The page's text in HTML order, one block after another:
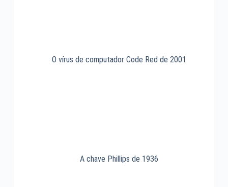
O vírus de computador Code Red de 2001
A chave Phillips de 1936